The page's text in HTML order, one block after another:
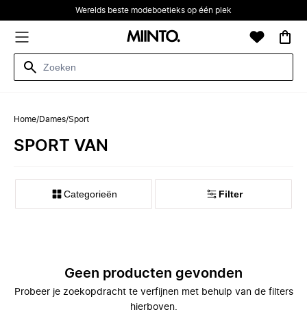
Werelds beste modeboetieks op één plek
Home/Dames/Sport
SPORT VAN
Categorieën Filter
Geen producten gevonden
Probeer je zoekopdracht te verfijnen met behulp van de filters
hierboven.